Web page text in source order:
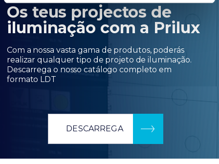
Os teus projectos de
iluminação com a Prilux
Com a nossa vasta gama de produtos, poderás
realizar qualquer tipo de projeto de iluminação.
Descarrega o nosso catálogo completo em
formato LDT
DESCARREGA